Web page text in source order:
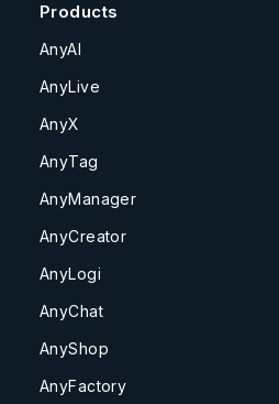
Products
AnyAI
AnyLive
AnyX
AnyTag
AnyManager
AnyCreator
AnyLogi
AnyChat
AnyShop
AnyFactory